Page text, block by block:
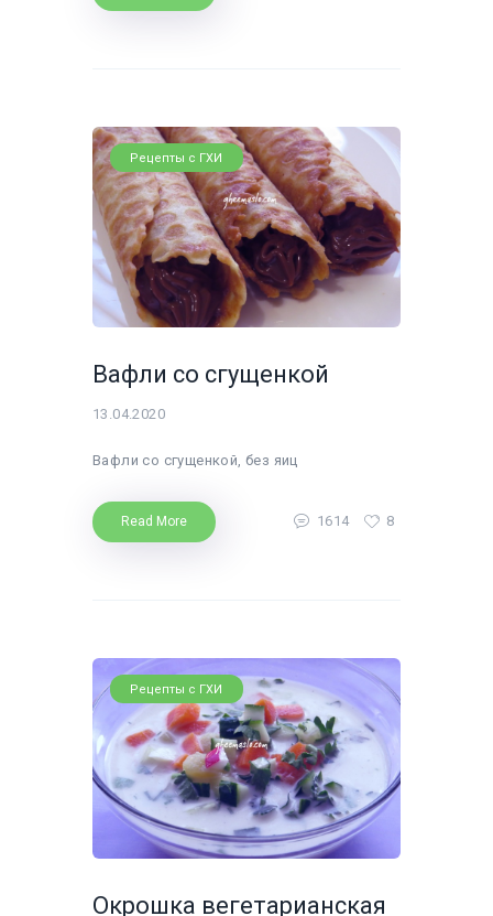
Рецепты с ГХИ
Вафли со сгущенкой
13.04.2020
Вафли со сгущенкой, без яиц
Read More 1614 8
Рецепты с ГХИ
Окрошка вегетарианская